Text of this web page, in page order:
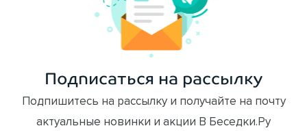
Подписаться на рассылку
Подпишитесь на рассылку и получайте на почту
актуальные новинки и акции В Беседки.Ру